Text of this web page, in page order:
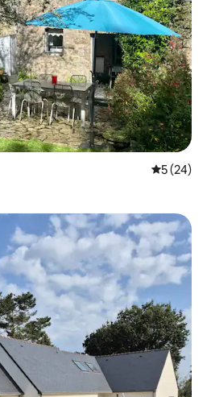
平均评分
5 (24)